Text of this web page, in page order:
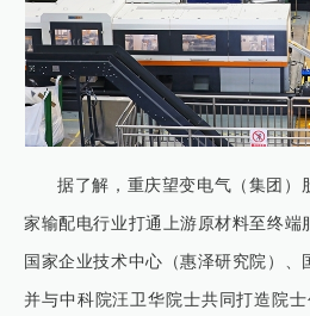
据了解，重庆望变电气（集团）
家输配电行业打通上游原材料至终端
国家企业技术中心（惠泽研究院）、
并与中科院汪卫华院士共同打造院